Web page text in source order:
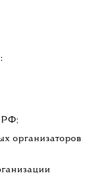
РФ;
организаторов